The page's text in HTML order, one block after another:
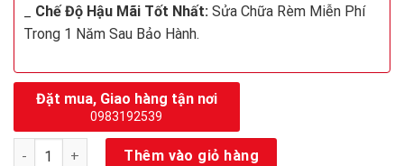
Chế Độ Hậu Mãi Tốt Nhất: Sửa Chữa Rèm Miễn Phí
Trong 1 Năm Sau Bảo Hành.
Đặt mua, Giao hàng tận nơi
0983192539
Rèm cửa đục lỗ 3D cao cấp số lượng
Thêm vào giỏ hàng